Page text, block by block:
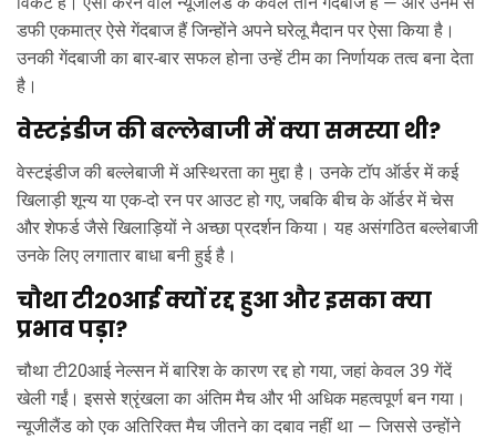
डफी एकमात्र ऐसे गेंदबाज हैं जिन्होंने अपने घरेलू मैदान पर ऐसा किया है।
उनकी गेंदबाजी का बार-बार सफल होना उन्हें टीम का निर्णायक तत्व बना देता
है।
वेस्टइंडीज की बल्लेबाजी में क्या समस्या थी?
वेस्टइंडीज की बल्लेबाजी में अस्थिरता का मुद्दा है। उनके टॉप ऑर्डर में कई
खिलाड़ी शून्य या एक-दो रन पर आउट हो गए, जबकि बीच के ऑर्डर में चेस
और शेफर्ड जैसे खिलाड़ियों ने अच्छा प्रदर्शन किया। यह असंगठित बल्लेबाजी
उनके लिए लगातार बाधा बनी हुई है।
चौथा टी20आई क्यों रद्द हुआ और इसका क्या
प्रभाव पड़ा?
चौथा टी20आई नेल्सन में बारिश के कारण रद्द हो गया, जहां केवल 39 गेंदें
खेली गईं। इससे श्रृंखला का अंतिम मैच और भी अधिक महत्वपूर्ण बन गया।
न्यूजीलैंड को एक अतिरिक्त मैच जीतने का दबाव नहीं था — जिससे उन्होंने